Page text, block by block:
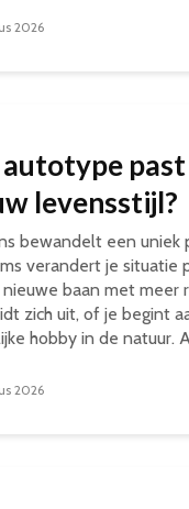
2026
levensstijl?
bewandelt een uniek
verandert je situatie
nieuwe baan met meer
zich uit, of je begint
hobby in de natuur.
2026